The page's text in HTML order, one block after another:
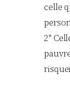
celle
2°